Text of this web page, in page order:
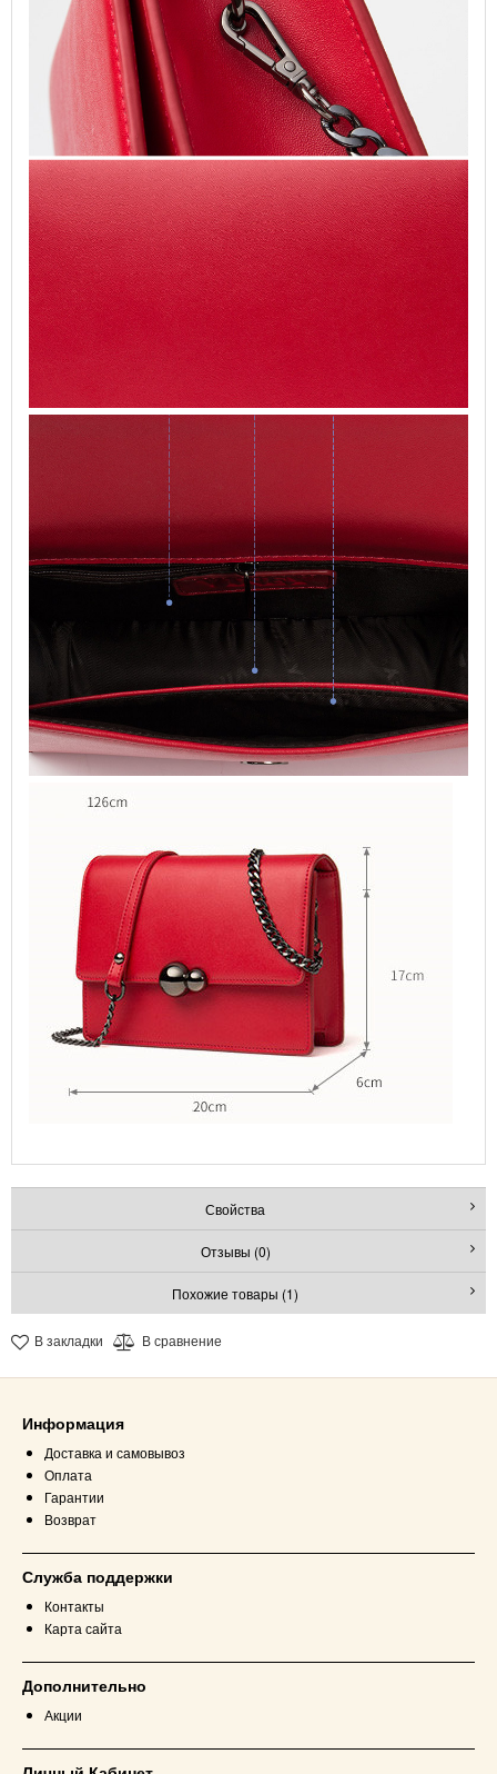
Свойства
Отзывы (0)
Похожие товары (1)
В закладки В сравнение
Информация
Доставка и самовывоз
Оплата
Гарантии
Возврат
Служба поддержки
Контакты
Карта сайта
Дополнительно
Акции